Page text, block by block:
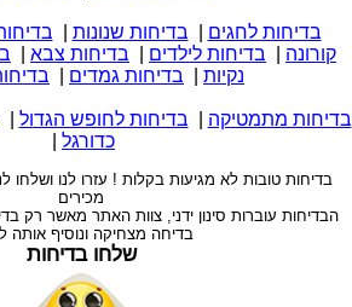
בדיחות לחגים בדיחות שנונות
קורונה
בדיחות לילדים בדיחות צבא
נקיות
בדיחות גמדים
בדיחות מתמטיקה בדיחות לחופש הגדול
כדורגל
בדיחות טובות לא מגיעות בקלות ! עזרו לנו ושלחו
מכירים
הבדיחות עוברות סינון ידני, צוות האתר מאשר רק
בדיחה מצחיקה ונוסיף אותה
שלחו בדיחות